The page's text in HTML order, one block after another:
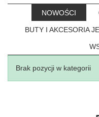
NOWOŚCI
BUTY I AKCESORIA
Brak pozycji w kategorii